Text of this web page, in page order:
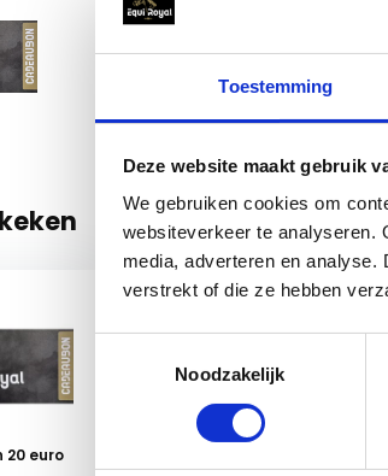
Toestemming
Deze website maakt gebruik
We gebruiken cookies om
websiteverkeer te analyseren.
media, adverteren en analyse.
verstrekt of die ze hebben
Noodzakelijk
€ 20,-
100 Op
20 euro